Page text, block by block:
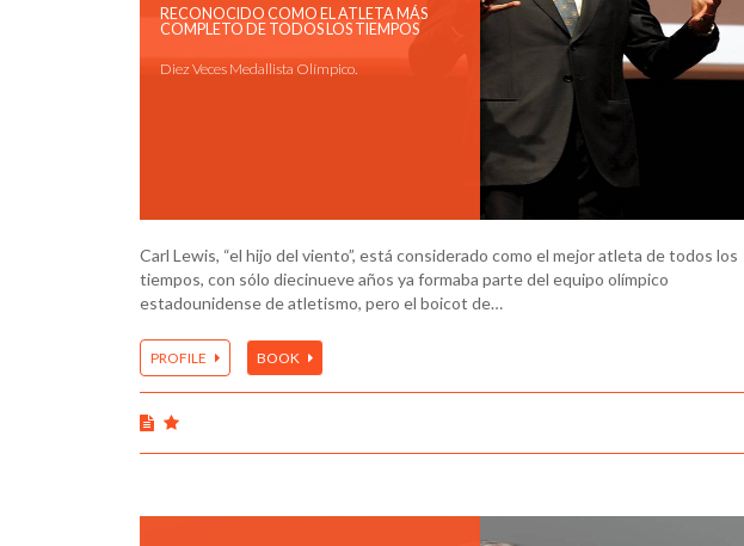
RECONOCIDO COMO EL ATLETA MÁS
COMPLETO DE TODOS LOS TIEMPOS
Diez Veces Medallista Olímpico.
Carl Lewis, “el hijo del viento”, está considerado como el mejor atleta de todos los
tiempos, con sólo diecinueve años ya formaba parte del equipo olímpico
estadounidense de atletismo, pero el boicot de…
PROFILE BOOK